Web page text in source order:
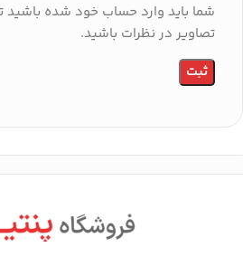
شما باید وارد حساب خود شده باشید
تصاویر در نظرات باشید.